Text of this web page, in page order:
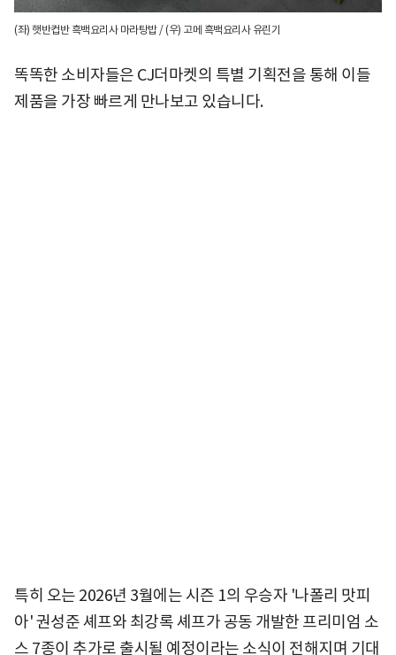
(좌) 햇반컵반 흑백요리사 마라탕밥 / (우) 고메 흑백요리사 유린기
똑똑한 소비자들은 CJ더마켓의 특별 기획전을 통해 이들
제품을 가장 빠르게 만나보고 있습니다.
특히 오는 2026년 3월에는 시즌 1의 우승자 '나폴리 맛피
아' 권성준 셰프와 최강록 셰프가 공동 개발한 프리미엄 소
스 7종이 추가로 출시될 예정이라는 소식이 전해지며 기대